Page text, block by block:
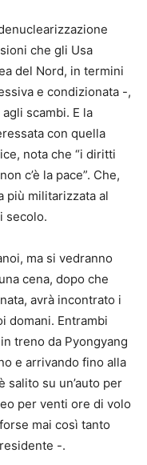
che gli Usa
del Nord, in termini
e condizionata -,
scambi. E la
con quella
nota che “i diritti
c’è la pace”. Che,
più militarizzata al
secolo.
ma si vedranno
cena, dopo che
avrà incontrato i
domani. Entrambi
treno da Pyongyang
e arrivando fino alla
salito su un’auto per
per venti ore di volo
mai così tanto
-.